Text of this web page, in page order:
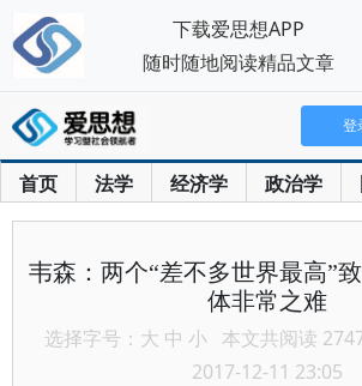
首页 法学 经济学 政治学
登
韦森：两个“差不多世界最高”
体非常之难
选择字号： 大 中 小 本文共阅读
2017-12-11 23:05
下载爱思想APP
随时随地阅读精品文章